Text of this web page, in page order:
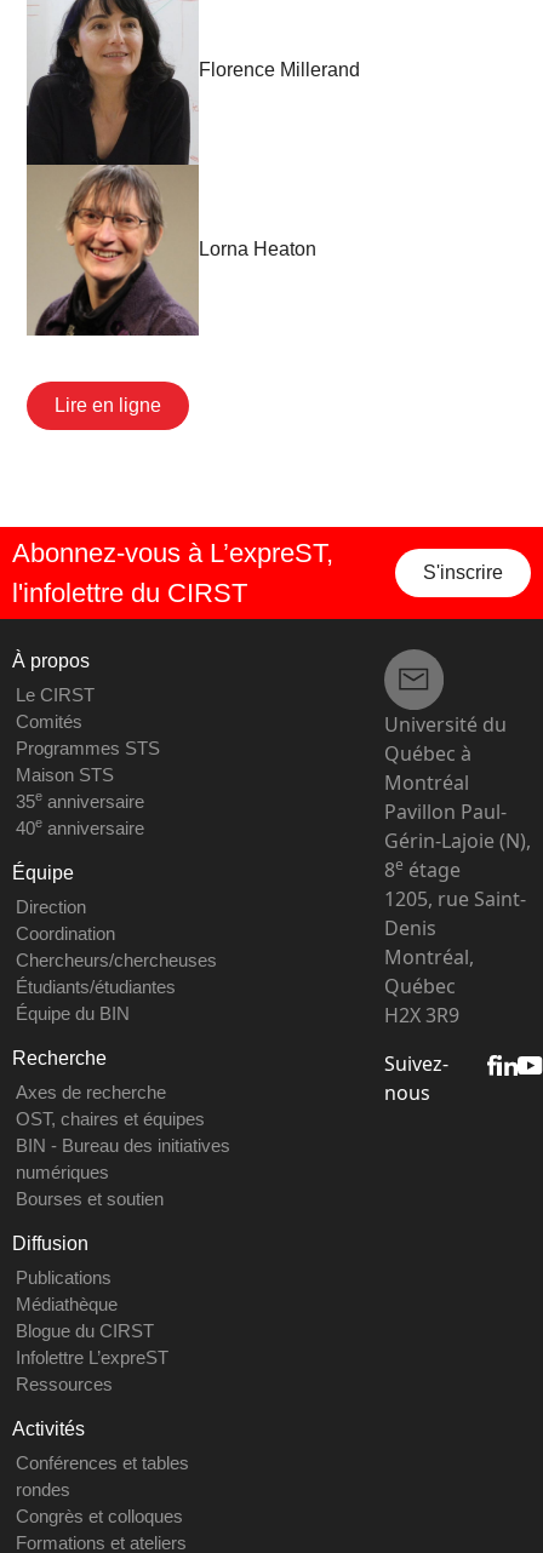
Florence Millerand
Lorna Heaton
Lire en ligne
Abonnez-vous à L’expreST,
l'infolettre du CIRST
S'inscrire
À propos
Le CIRST
Comités
Programmes STS
Maison STS
35eanniversaire
40eanniversaire
Équipe
Direction
Coordination
Chercheurs/chercheuses
Étudiants/étudiantes
Équipe du BIN
Recherche
Axes de recherche
OST, chaires et équipes
BIN - Bureau des initiatives
numériques
Bourses et soutien
Diffusion
Publications
Médiathèque
Blogue du CIRST
Infolettre L’expreST
Ressources
Activités
Conférences et tables
rondes
Congrès et colloques
Formations et ateliers
Université du
Québec à
Montréal
Pavillon Paul-
Gérin-Lajoie (N),
8e étage
1205, rue Saint-
Denis
Montréal,
Québec
H2X 3R9
Suivez-
nous